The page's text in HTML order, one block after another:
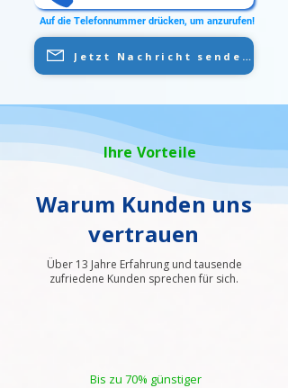
Auf die Telefonnummer drücken, um anzurufen!
Jetzt Nachricht senden
Ihre Vorteile
Warum Kunden uns
vertrauen
Über 13 Jahre Erfahrung und tausende
zufriedene Kunden sprechen für sich.
Bis zu 70% günstiger